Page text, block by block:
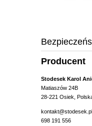
Producent
Stodesek Karol
Matiaszów 24B
28-221 Osiek,
kontakt@stodesek.pl
698 191 556